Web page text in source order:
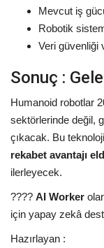
Mevcut iş
Robotik
Veri güvenliği
Sonuç :
Humanoid robotlar
sektörlerinde değil,
çıkacak. Bu
rekabet avantajı
ilerleyecek.
???? AI Worker
için yapay zekâ
Hazırlayan :